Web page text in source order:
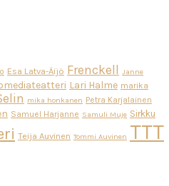
Esa Latva-Äijö Frenckell Janne
Lari Halme marika
mika honkanen Petra Karjalainen
Samuel Harjanne Samuli Muje Sirkku
Teija Auvinen Tommi Auvinen TTT